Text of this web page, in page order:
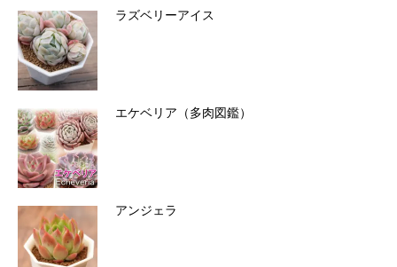
ラズベリーアイス
エケベリア（多肉図鑑）
アンジェラ